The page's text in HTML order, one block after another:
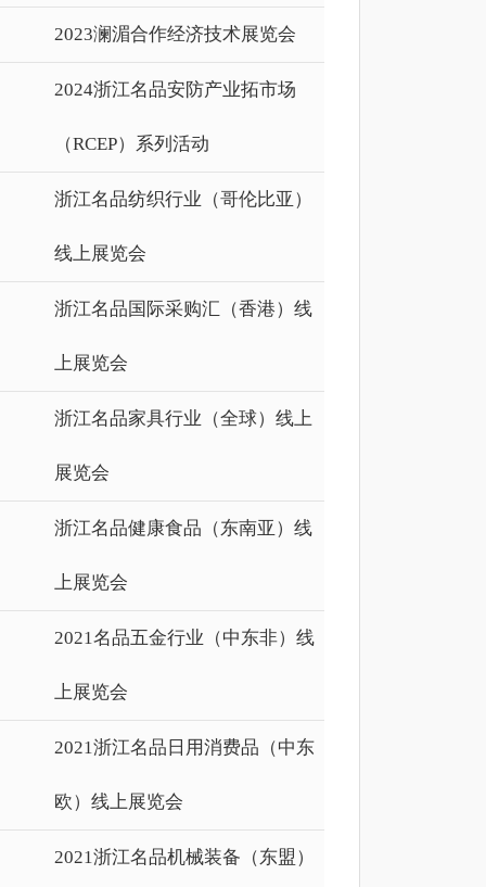
2023澜湄合作经济技术展览会
2024浙江名品安防产业拓市场
（RCEP）系列活动
浙江名品纺织行业（哥伦比亚）
线上展览会
浙江名品国际采购汇（香港）线
上展览会
浙江名品家具行业（全球）线上
展览会
浙江名品健康食品（东南亚）线
上展览会
2021名品五金行业（中东非）线
上展览会
2021浙江名品日用消费品（中东
欧）线上展览会
2021浙江名品机械装备（东盟）